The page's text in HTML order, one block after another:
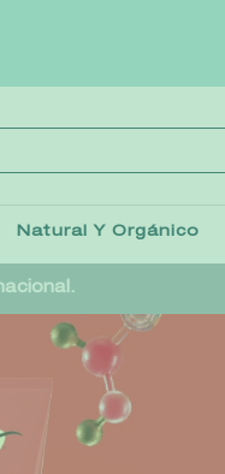
Natural Y Orgánico